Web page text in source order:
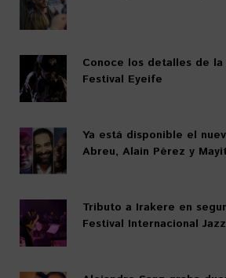
Conoce los detalles de
Festival Eyeife
Ya está disponible el
Abreu, Alain Pérez y
Tributo a Irakere en
Festival Internacional